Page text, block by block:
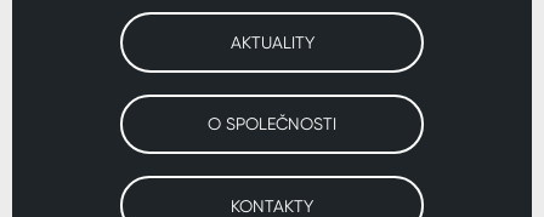
AKTUALITY
O SPOLEČNOSTI
KONTAKTY